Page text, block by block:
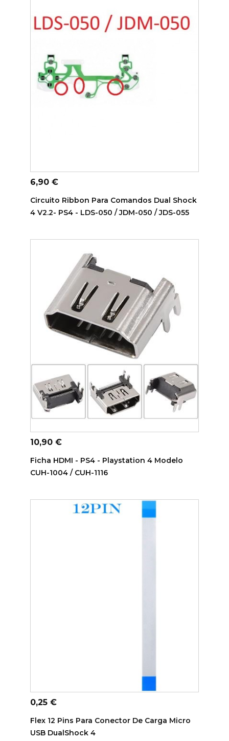
ADICIONAR AO CARRINHO
Preço
6,90 €
Circuito Ribbon Para Comandos Dual Shock
4 V2.2- PS4 - LDS-050 / JDM-050 / JDS-055
ADICIONAR AO CARRINHO
Preço
10,90 €
Ficha HDMI - PS4 - Playstation 4 Modelo
CUH-1004 / CUH-1116
ADICIONAR AO CARRINHO
Preço
0,25 €
Flex 12 Pins Para Conector De Carga Micro
USB DualShock 4